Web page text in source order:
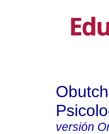
versión